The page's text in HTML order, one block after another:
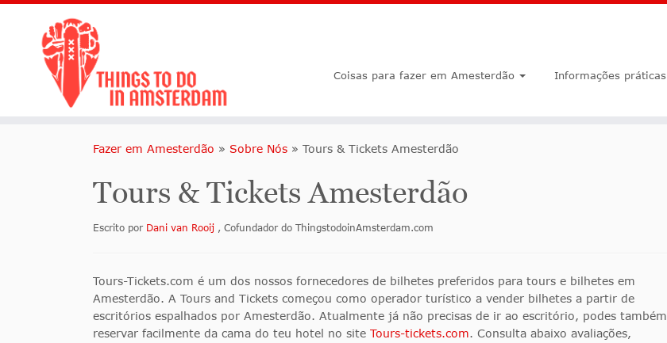
Coisas para fazer em Amesterdão Informações práticas
Fazer em Amesterdão » Sobre Nós » Tours & Tickets Amesterdão
Tours & Tickets Amesterdão
Escrito por Dani van Rooij , Cofundador do ThingstodoinAmsterdam.com
Tours-Tickets.com é um dos nossos fornecedores de bilhetes preferidos para tours e bilhetes em
Amesterdão. A Tours and Tickets começou como operador turístico a vender bilhetes a partir de
escritórios espalhados por Amesterdão. Atualmente já não precisas de ir ao escritório, podes também
reservar facilmente da cama do teu hotel no site Tours-tickets.com. Consulta abaixo avaliações,